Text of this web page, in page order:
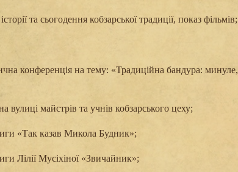
та сьогодення кобзарської традиції, показ фільмів;
конференція на тему: «Традиційна бандура: минуле,
вулиці майстрів та учнів кобзарського цеху;
«Так казав Микола Будник»;
Лілії Мусіхіної «Звичайник»;